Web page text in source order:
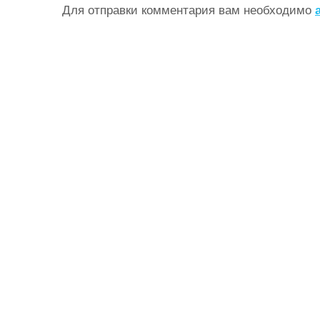
Для отправки комментария вам необходимо